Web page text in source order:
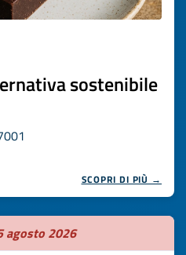
sostenibile
SCOPRI DI PIÙ →
agosto 2026